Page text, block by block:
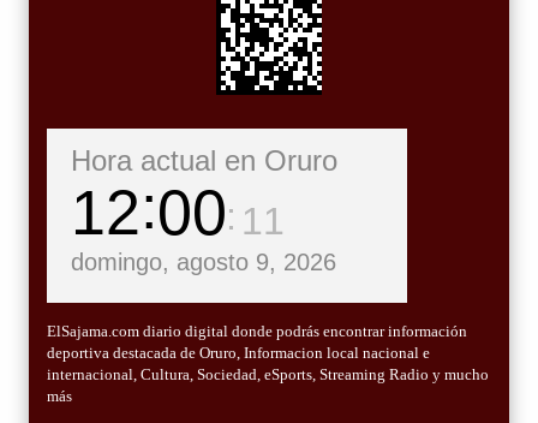
Hora actual en Oruro
12 00 13
domingo, agosto 9, 2026
ElSajama.com diario digital donde podrás encontrar información
deportiva destacada de Oruro, Informacion local nacional e
internacional, Cultura, Sociedad, eSports, Streaming Radio y mucho
más